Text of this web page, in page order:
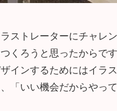
ストレーターにチャレ
くろうと思ったからです
インするためにはイラ
「いい機会だからやっ